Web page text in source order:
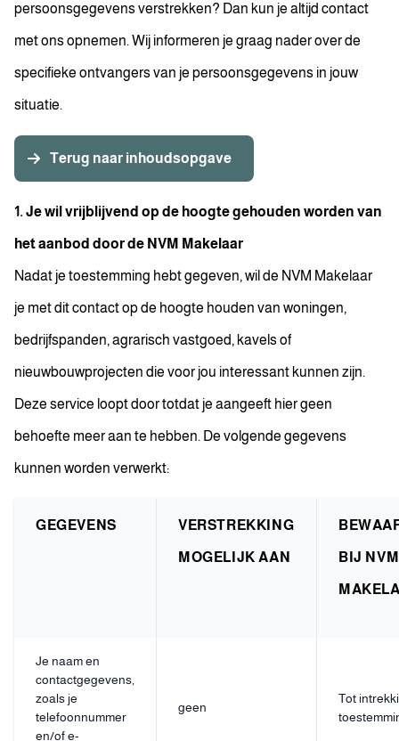
persoonsgegevens verstrekken? Dan kun je altijd contact
met ons opnemen. Wij informeren je graag nader over de
specifieke ontvangers van je persoonsgegevens in jouw
situatie.
Terug naar inhoudsopgave
1. Je wil vrijblijvend op de hoogte gehouden worden van
het aanbod door de NVM Makelaar
Nadat je toestemming hebt gegeven, wil de NVM Makelaar
je met dit contact op de hoogte houden van woningen,
bedrijfspanden, agrarisch vastgoed, kavels of
nieuwbouwprojecten die voor jou interessant kunnen zijn.
Deze service loopt door totdat je aangeeft hier geen
behoefte meer aan te hebben. De volgende gegevens
kunnen worden verwerkt:
GEGEVENS VERSTREKKING
MOGELIJK AAN BIJ NVM
Je naam en
contactgegevens,
zoals je
telefoonnummer
en/of e-
geen
Tot